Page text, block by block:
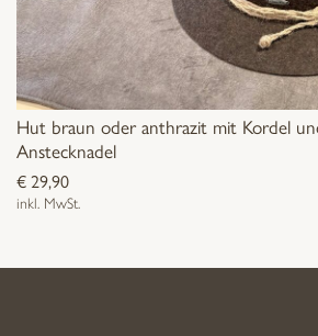
Hut braun oder anthrazit mit Kordel
Anstecknadel
€ 29,90
inkl. MwSt.
Produkt